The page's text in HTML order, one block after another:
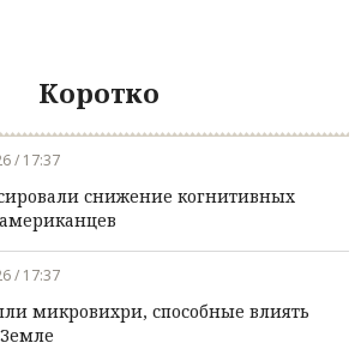
Коротко
/ 17:37
снижение когнитивных
/ 17:37
микровихри, способные влиять